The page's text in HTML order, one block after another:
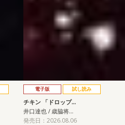
電子版 試し読み
チキン 「ドロップ…
井口達也 / 歳脇将…
発売日：2026.08.06